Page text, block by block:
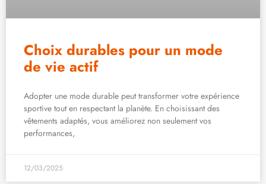
Choix durables pour un mode
de vie actif
Adopter une mode durable peut transformer votre expérience
sportive tout en respectant la planète. En choisissant des
vêtements adaptés, vous améliorez non seulement vos
performances,
12/03/2025